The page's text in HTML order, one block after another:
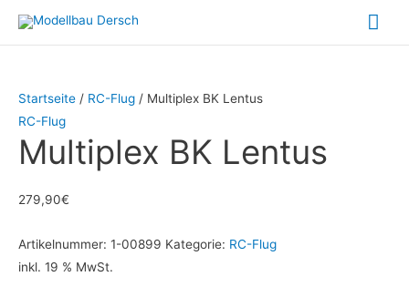
Inhalt
Startseite / RC-Flug / Multiplex BK Lentus
RC-Flug
Multiplex BK Lentus
279,90€
Artikelnummer: 1-00899 Kategorie: RC-Flug
inkl. 19 % MwSt.